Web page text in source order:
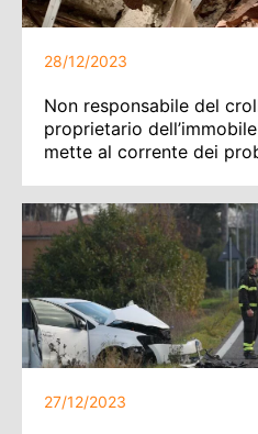
28/12/2023
Non responsabile del
proprietario
mette al corrente dei
27/12/2023